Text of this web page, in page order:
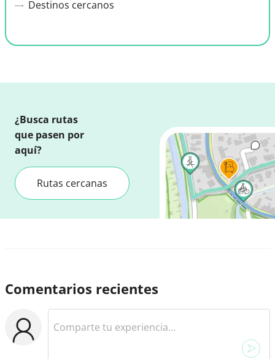
Destinos cercanos
¿Busca rutas
que pasen por
aquí?
Rutas cercanas
Comentarios recientes